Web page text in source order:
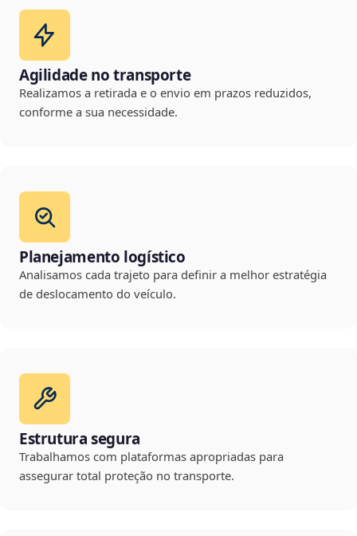
Agilidade no transporte
Realizamos a retirada e o envio em prazos reduzidos,
conforme a sua necessidade.
Planejamento logístico
Analisamos cada trajeto para definir a melhor estratégia
de deslocamento do veículo.
Estrutura segura
Trabalhamos com plataformas apropriadas para
assegurar total proteção no transporte.